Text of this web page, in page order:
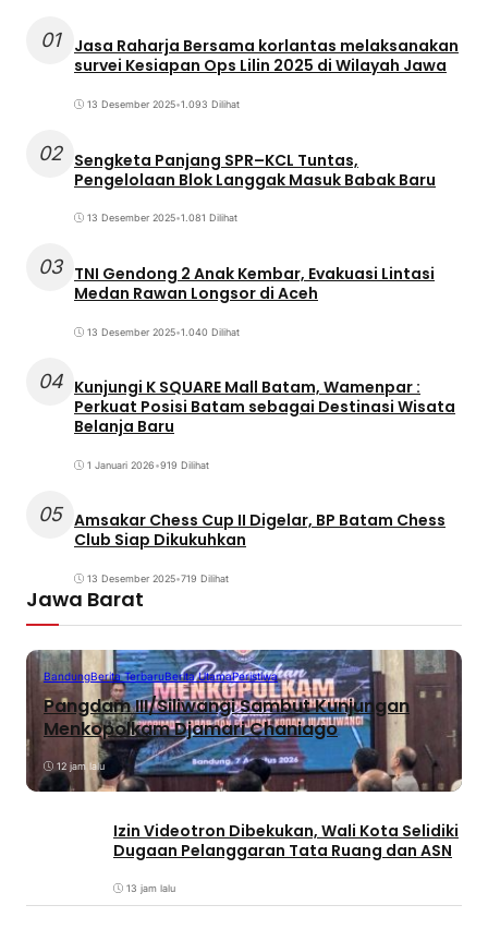
01
Jasa Raharja Bersama korlantas melaksanakan
survei Kesiapan Ops Lilin 2025 di Wilayah Jawa
13 Desember 2025•1.093 Dilihat
02 Sengketa Panjang SPR–KCL Tuntas,
Pengelolaan Blok Langgak Masuk Babak Baru
13 Desember 2025•1.081 Dilihat
03 TNI Gendong 2 Anak Kembar, Evakuasi Lintasi
Medan Rawan Longsor di Aceh
13 Desember 2025•1.040 Dilihat
04 Kunjungi K SQUARE Mall Batam, Wamenpar :
Perkuat Posisi Batam sebagai Destinasi Wisata
Belanja Baru
1 Januari 2026•919 Dilihat
05 Amsakar Chess Cup II Digelar, BP Batam Chess
Club Siap Dikukuhkan
13 Desember 2025•719 Dilihat
Jawa Barat
BandungBerita TerbaruBerita UtamaPeristiwa
Pangdam III/Siliwangi Sambut Kunjungan
Menkopolkam Djamari Chaniago
12 jam lalu
Izin Videotron Dibekukan, Wali Kota Selidiki
Dugaan Pelanggaran Tata Ruang dan ASN
13 jam lalu